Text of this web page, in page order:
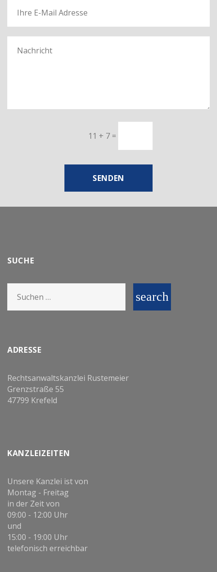
11 + 7=
SENDEN
SUCHE
search
ADRESSE
Rechtsanwaltskanzlei Rustemeier
Grenzstraße 55
47799 Krefeld
KANZLEIZEITEN
Unsere Kanzlei ist von
Montag - Freitag
in der Zeit von
09:00 - 12:00 Uhr
und
15:00 - 19:00 Uhr
telefonisch erreichbar